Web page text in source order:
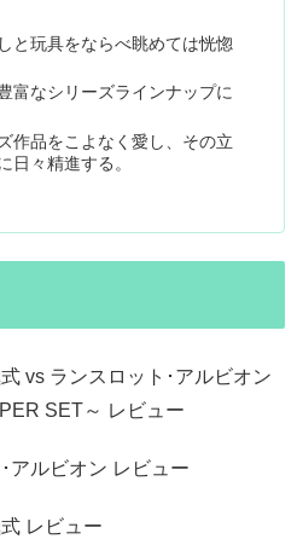
と玩具をならべ眺めては恍惚
富なシリーズラインナップに
作品をこよなく愛し、その立
日々精進する。
vs ランスロット･アルビオン
SET～ レビュー
アルビオン レビュー
レビュー